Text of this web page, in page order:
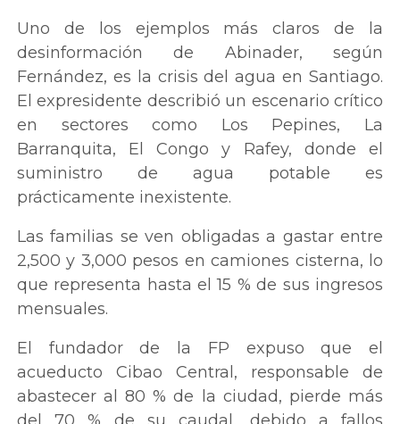
Uno de los ejemplos más claros de la
desinformación de Abinader, según
Fernández, es la crisis del agua en Santiago.
El expresidente describió un escenario crítico
en sectores como Los Pepines, La
Barranquita, El Congo y Rafey, donde el
suministro de agua potable es
prácticamente inexistente.
Las familias se ven obligadas a gastar entre
2,500 y 3,000 pesos en camiones cisterna, lo
que representa hasta el 15 % de sus ingresos
mensuales.
El fundador de la FP expuso que el
acueducto Cibao Central, responsable de
abastecer al 80 % de la ciudad, pierde más
del 70 % de su caudal, debido a fallos